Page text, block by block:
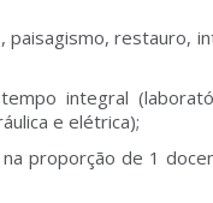
paisagismo, restauro,
integral
e elétrica);
proporção de 1